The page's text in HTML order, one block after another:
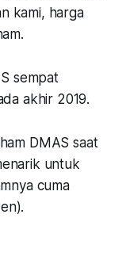
kami, harga
sempat
akhir 2019.
DMAS saat
untuk
cuma